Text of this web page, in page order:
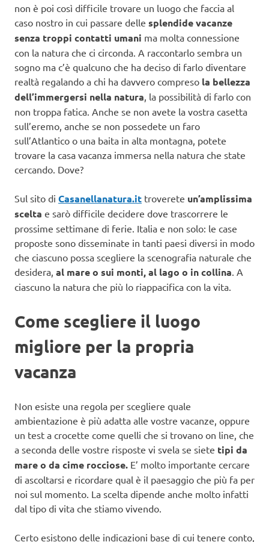
non è poi così difficile trovare un luogo che faccia al
caso nostro in cui passare delle splendide vacanze
senza troppi contatti umani ma molta connessione
con la natura che ci circonda. A raccontarlo sembra un
sogno ma c’è qualcuno che ha deciso di farlo diventare
realtà regalando a chi ha davvero compreso la bellezza
dell’immergersi nella natura , la possibilità di farlo con
non troppa fatica. Anche se non avete la vostra casetta
sull’eremo, anche se non possedete un faro
sull’Atlantico o una baita in alta montagna, potete
trovare la casa vacanza immersa nella natura che state
cercando. Dove?
Sul sito di Casanellanatura.it troverete un’amplissima
scelta e sarò difficile decidere dove trascorrere le
prossime settimane di ferie. Italia e non solo: le case
proposte sono disseminate in tanti paesi diversi in modo
che ciascuno possa scegliere la scenografia naturale che
desidera, al mare o sui monti, al lago o in collina . A
ciascuno la natura che più lo riappacifica con la vita.
Come scegliere il luogo
migliore per la propria
vacanza
Non esiste una regola per scegliere quale
ambientazione è più adatta alle vostre vacanze, oppure
un test a crocette come quelli che si trovano on line, che
a seconda delle vostre risposte vi svela se siete tipi da
mare o da cime rocciose. E’ molto importante cercare
di ascoltarsi e ricordare qual è il paesaggio che più fa per
noi sul momento. La scelta dipende anche molto infatti
dal tipo di vita che stiamo vivendo.
Certo esistono delle indicazioni base di cui tenere conto,